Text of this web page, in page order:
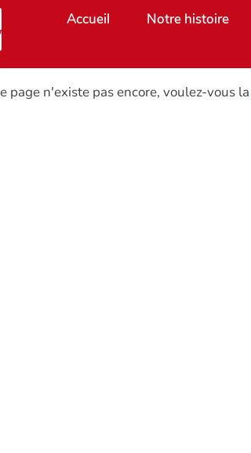
Accueil Notre histoire
page n'existe pas encore, voulez-vous la